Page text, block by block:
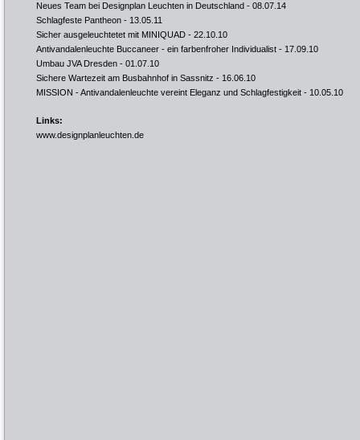
Neues Team bei Designplan Leuchten in Deutschland - 08.07.14
Schlagfeste Pantheon - 13.05.11
Sicher ausgeleuchtetet mit MINIQUAD - 22.10.10
Antivandalenleuchte Buccaneer - ein farbenfroher Individualist - 17.09.10
Umbau JVA Dresden - 01.07.10
Sichere Wartezeit am Busbahnhof in Sassnitz - 16.06.10
MISSION - Antivandalenleuchte vereint Eleganz und Schlagfestigkeit - 10.05.10
Links:
www.designplanleuchten.de